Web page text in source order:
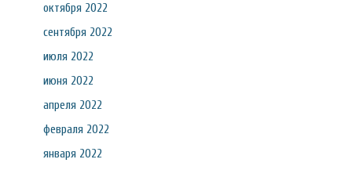
октября 2022
сентября 2022
июля 2022
июня 2022
апреля 2022
февраля 2022
января 2022